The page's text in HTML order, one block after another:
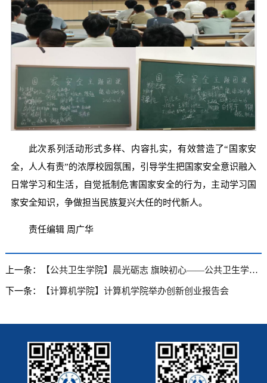
此次系列活动形式多样、内容扎实，有效营造了“国家安
全，人人有责”的浓厚校园氛围，引导学生把国家安全意识融入
日常学习和生活，自觉抵制危害国家安全的行为，主动学习国
家安全知识，争做担当民族复兴大任的时代新人。
责任编辑 周广华
上一条： 【公共卫生学院】晨光砺志 旗映初心——公共卫生学院举办“国旗下的演讲”主题教育活动
下一条： 【计算机学院】计算机学院举办创新创业报告会